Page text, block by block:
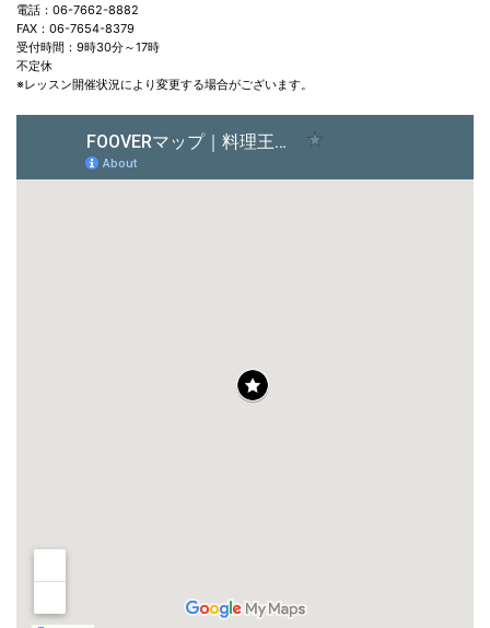
電話：06-7662-8882
FAX：06-7654-8379
受付時間：9時30分～17時
不定休
※レッスン開催状況により変更する場合がございます。